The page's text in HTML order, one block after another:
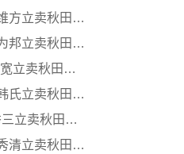
卖秋田文契
卖秋田文契
卖秋田文约
卖秋田文契
卖秋田文契
卖秋田文契